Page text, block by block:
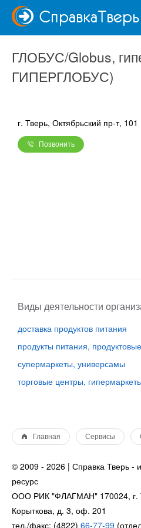
СправкаТверь
ГЛОБУС/Globus,
ГИПЕРГЛОБУС)
г. Тверь, Октябрьский пр-т, 101
Позвонить
Виды деятельности
доставка продуктов питания
продукты питания,
супермаркеты, универсамы
торговые центры,
Главная Сервисы
© 2009 - 2026 | Справка Тверь -
ресурс
ООО РИК "ФЛАГМАН" 170024, г.
Корыткова, д. 3, оф. 201
тел./факс: (4822) 66-77-99